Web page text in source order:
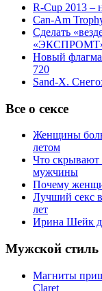
R-Cup 2013 –
Can-Am
Сделать
Новый
720
Sand-X.
Все о сексе
Женщины
летом
Что
мужчины
Почему
Лучший секс
лет
Ирина Шейк
Мужской стиль
Магниты
Claret